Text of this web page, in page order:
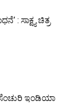
: ಸಾಕ್ಷ್ಯ ಚಿತ್ರ
ಇಂಡಿಯಾ